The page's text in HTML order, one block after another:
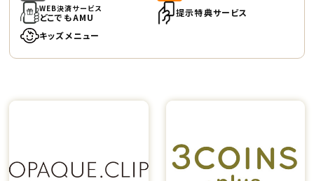
WEB決済サービス
どこでもAMU
提示特典サービス
キッズメニュー